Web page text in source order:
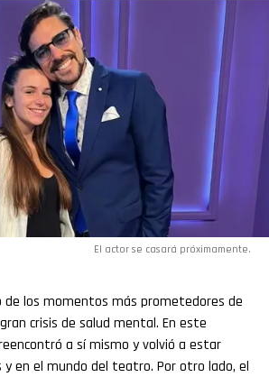
El actor se casará próximamente.
de los momentos más prometedores de
crisis de salud mental. En este
a sí mismo y volvió a estar
en el mundo del teatro. Por otro lado, el